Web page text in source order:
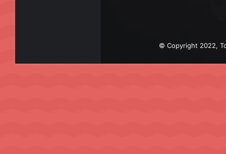
© Copyright 2022,